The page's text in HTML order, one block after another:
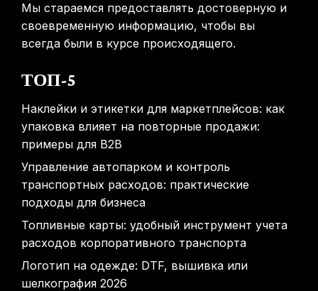
Мы стараемся предоставлять достоверную и
своевременную информацию, чтобы вы
всегда были в курсе происходящего.
ТОП-5
Наклейки и этикетки для маркетплейсов: как
упаковка влияет на повторные продажи:
примеры для B2B
Управление автопарком и контроль
транспортных расходов: практические
подходы для бизнеса
Топливные карты: удобный инструмент учета
расходов корпоративного транспорта
Логотип на одежде: DTF, вышивка или
шелкография 2026